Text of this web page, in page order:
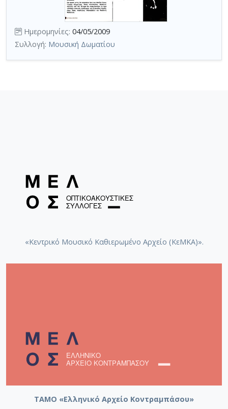
Ημερομηνίες: 04/05/2009
Συλλογή: Μουσική Δωματίου
«Κεντρικό Μουσικό Καθιερωμένο Αρχείο (ΚεΜΚΑ)».
ΤΑΜΟ «Ελληνικό Αρχείο Κοντραμπάσου»